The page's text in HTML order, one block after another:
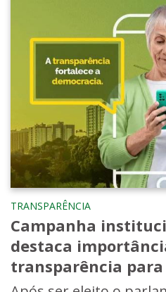
TRANSPARÊNCIA
Campanha
destaca
transparência